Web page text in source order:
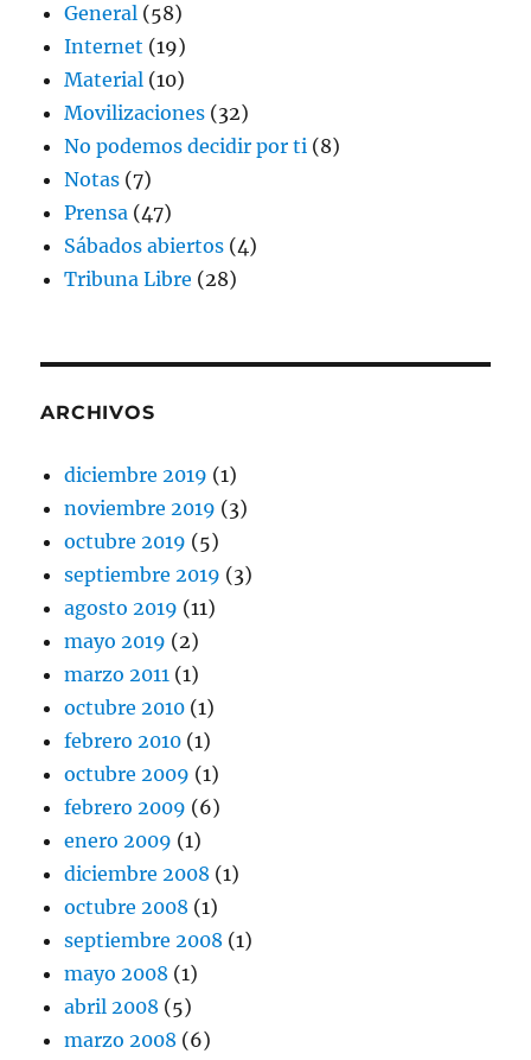
General (58)
Internet (19)
Material (10)
Movilizaciones (32)
No podemos decidir por ti (8)
Notas (7)
Prensa (47)
Sábados abiertos (4)
Tribuna Libre (28)
ARCHIVOS
diciembre 2019 (1)
noviembre 2019 (3)
octubre 2019 (5)
septiembre 2019 (3)
agosto 2019 (11)
mayo 2019 (2)
marzo 2011 (1)
octubre 2010 (1)
febrero 2010 (1)
octubre 2009 (1)
febrero 2009 (6)
enero 2009 (1)
diciembre 2008 (1)
octubre 2008 (1)
septiembre 2008 (1)
mayo 2008 (1)
abril 2008 (5)
marzo 2008 (6)